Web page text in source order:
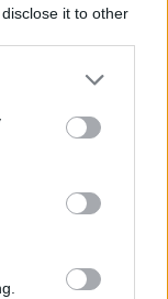
it to other